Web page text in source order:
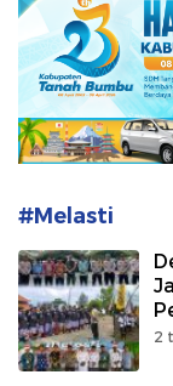
#Melasti
2